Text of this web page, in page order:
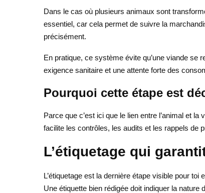
Dans le cas où plusieurs animaux sont
essentiel, car cela permet de suivre la
précisément.
En pratique, ce système évite qu’une viande se
exigence sanitaire et une attente forte des
Pourquoi cette étape est
Parce que c’est ici que le lien entre l’animal et
facilite les contrôles, les audits et les rappels de
L’étiquetage qui
L’étiquetage est la dernière étape visible pour
Une étiquette bien rédigée doit indiquer la